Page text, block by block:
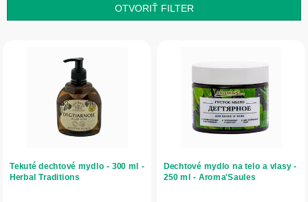
p
OTVORIŤ FILTER
d
u
Tekuté dechtové mydlo - 300 ml -
Herbal Traditions
Dechtové mydlo na telo a vlasy -
250 ml - Aroma'Saules